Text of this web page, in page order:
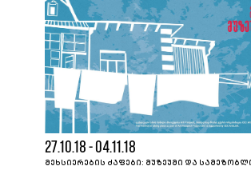
27.10.18 - 04.11.18
ᲛᲔᲮᲡᲘᲔᲠᲔᲑᲘᲡ ᲫᲐᲤᲔᲑᲘ: ᲛᲣᲖᲔᲣᲛᲘ ᲓᲐ